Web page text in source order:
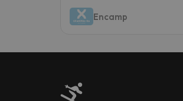
Encamp